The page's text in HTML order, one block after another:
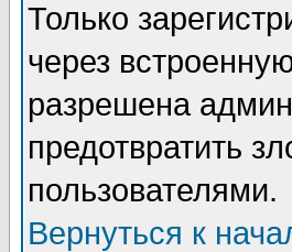
Только
через
разрешена
предотвратить
пользователями.
Вернуться к